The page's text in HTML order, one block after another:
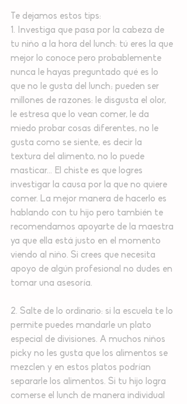
Te dejamos estos tips:
1. Investiga que pasa por la cabeza de
tu niño a la hora del lunch: tú eres la que
mejor lo conoce pero probablemente
nunca le hayas preguntado qué es lo
que no le gusta del lunch; pueden ser
millones de razones: le disgusta el olor,
le estresa que lo vean comer, le da
miedo probar cosas diferentes, no le
gusta como se siente, es decir la
textura del alimento, no lo puede
masticar… El chiste es que logres
investigar la causa por la que no quiere
comer. La mejor manera de hacerlo es
hablando con tu hijo pero también te
recomendamos apoyarte de la maestra
ya que ella está justo en el momento
viendo al niño. Si crees que necesita
apoyo de algún profesional no dudes en
tomar una asesoría.
2. Salte de lo ordinario: si la escuela te lo
permite puedes mandarle un plato
especial de divisiones. A muchos niños
picky no les gusta que los alimentos se
mezclen y en estos platos podrían
separarle los alimentos. Si tu hijo logra
comerse el lunch de manera individual